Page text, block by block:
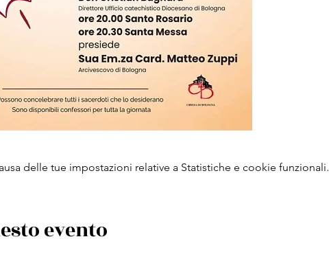
delle tue impostazioni relative a Statistiche e cookie funzionali.
evento